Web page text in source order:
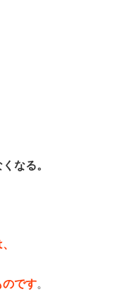
なる。
のです。